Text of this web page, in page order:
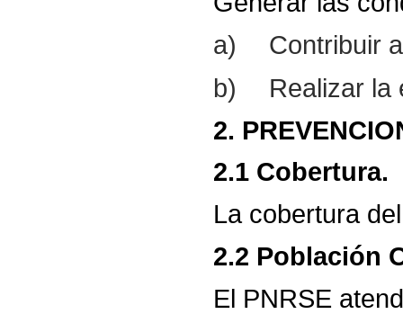
a)
Contribuir
b)
Realizar la
2.
2.1 Cobertura.
La cobertura del
2.2 Población
El PNRSE